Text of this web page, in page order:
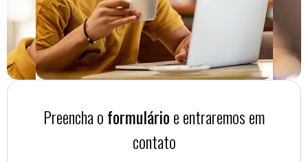
Preencha oformulárioe entraremos em
contato